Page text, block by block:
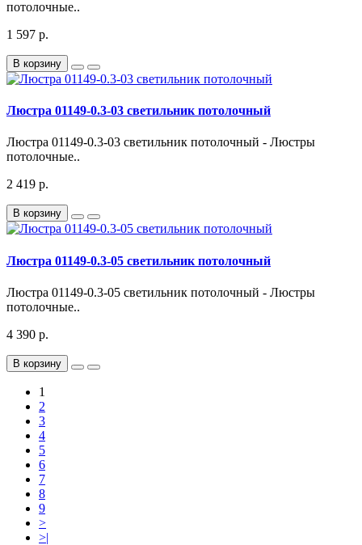
потолочные..
1 597 р.
В корзину
Люстра 01149-0.3-03 светильник потолочный
Люстра 01149-0.3-03 светильник потолочный - Люстры
потолочные..
2 419 р.
В корзину
Люстра 01149-0.3-05 светильник потолочный
Люстра 01149-0.3-05 светильник потолочный - Люстры
потолочные..
4 390 р.
В корзину
1
2
3
4
5
6
7
8
9
>
>|